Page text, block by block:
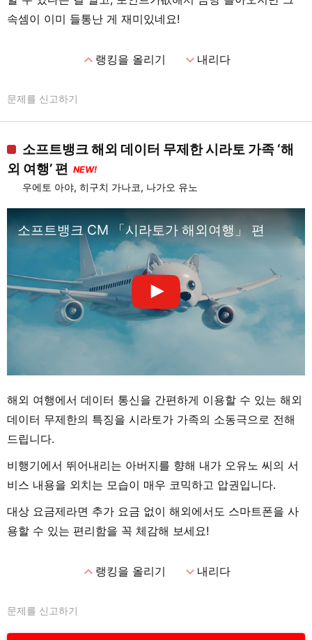
속셈이 이미 들통난 게 재미있네요!
expand_less랭킹을 올리기 expand_more내리다
문제를 신고하기
소프트뱅크 해외 데이터 무제한 시라토 가족 ‘해
외 여행’ 편 NEW!
우에토 아야, 히구치 가나코, 나가오 유노
소프트뱅크 CM 「시라토가 해외여행」 편
해외 여행에서 데이터 통신을 간편하게 이용할 수 있는 해외
데이터 무제한의 특징을 시라토가 가족의 소동극으로 전해
드립니다.
비행기에서 뛰어내리는 아버지를 향해 내가 오유노 씨의 서
비스 내용을 외치는 모습이 매우 코믹하고 압권입니다.
대상 요금제라면 추가 요금 없이 해외에서도 스마트폰을 사
용할 수 있는 편리함을 꼭 체감해 보세요!
expand_less랭킹을 올리기 expand_more내리다
문제를 신고하기